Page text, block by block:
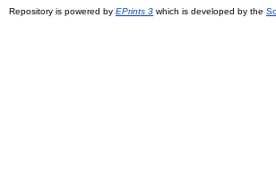
Repository is powered by EPrints 3 which is developed by the